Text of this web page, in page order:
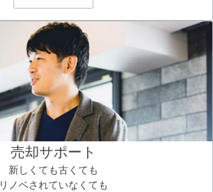
売却サポート
新しくても古くても
リノベされていなくても